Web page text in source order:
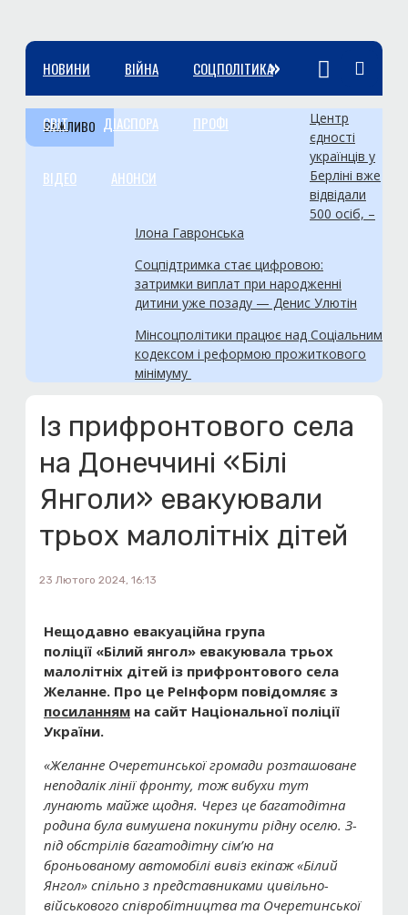
НОВИНИ ВІЙНА СОЦПОЛІТИКА
СВІТ ДІАСПОРА ПРОФІ
ВІДЕО АНОНСИ
»
ВАЖЛИВО
Центр
єдності
українців у
Берліні вже
відвідали
500 осіб, –
Ілона Гавронська
Соцпідтримка стає цифровою:
затримки виплат при народженні
дитини уже позаду — Денис Улютін
Мінсоцполітики працює над Соціальним
кодексом і реформою прожиткового
мінімуму
Із прифронтового села
на Донеччині «Білі
Янголи» евакуювали
трьох малолітніх дітей
23 Лютого 2024, 16:13
Нещодавно евакуаційна група
поліції «Білий янгол» евакуювала трьох
малолітніх дітей із прифронтового села
Желанне. Про це РеІнформ повідомляє з
посиланням на сайт Національної поліції
України.
«Желанне Очеретинської громади розташоване
неподалік лінії фронту, тож вибухи тут
лунають майже щодня. Через це багатодітна
родина була вимушена покинути рідну оселю. З-
під обстрілів багатодітну сім’ю на
броньованому автомобілі вивіз екіпаж «Білий
Янгол» спільно з представниками цивільно-
військового співробітництва та Очеретинської